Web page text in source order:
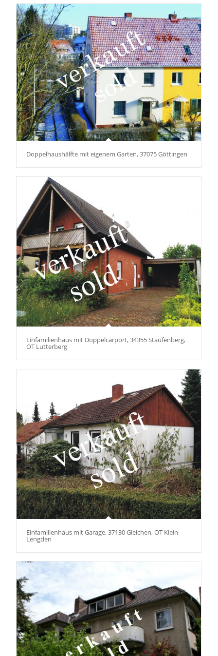
Doppelhaushälfte mit eigenem Garten, 37075 Göttingen
Einfamilienhaus mit Doppelcarport, 34355 Staufenberg,
OT Lutterberg
Einfamilienhaus mit Garage, 37130 Gleichen, OT Klein
Lengden